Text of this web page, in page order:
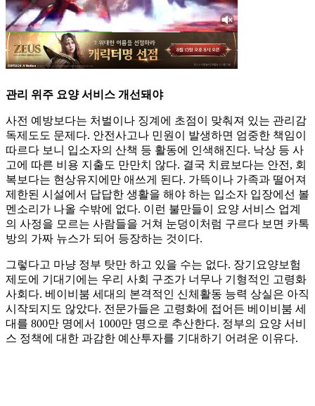
관리 위주 요양 서비스 개선돼야
사전 예방보다는 처벌이나 징계에 초점이 맞춰져 있는 관리감
독제도도 문제다. 안전사고나 민원이 발생하면 엄중한 책임이
따르다 보니 입소자의 산책 등 활동에 인색해진다. 낙상 등 사
고에 따른 비용 지출도 만만치 않다. 결국 치료보다는 안전, 회
복보다는 현상유지에만 애쓰게 된다. 가뜩이나 가족과 떨어져
제한된 시설에서 답답한 생활을 해야 하는 입소자 입장에선 볼
멘소리가 나올 수밖에 없다. 이런 불만들이 요양 서비스 업계
의 사정을 모르는 사람들을 거쳐 눈덩이처럼 구르다 보면 카톡
방의 가짜 뉴스가 되어 등장하는 것이다.
그렇다고 마냥 정부 탓만 하고 있을 수는 없다. 장기요양보험
제도에 기대기에는 우리 사회 구조가 너무나 기형적인 고령화
사회다. 베이비붐 세대의 본격적인 신체활동 능력 상실은 아직
시작되지도 않았다. 전문가들은 고령화에 접어든 베이비붐 세
대를 800만 명에서 1000만 명으로 추산한다. 정부의 요양 서비
스 정책에 대한 과감한 예산투자를 기대하기 어려운 이유다.